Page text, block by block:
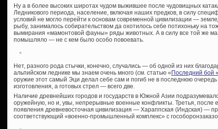
Ну а в более высоких широтах чудом выжившее после чудовищных
Ледникового периода, население, включая наших предков, в силу
условий не могло перейти к основам современной цивилизации —
рыбу, занималось собирательством да охотилось себе потихоньку на
вымирания «мамонтовой фауны» ряды животных. А в силу все той же
помышляло — не с кем было особо повоевать.
Нет, разного рода стычки, конечно, случались — об одной из них
альпийском леднике мы знаем очень много (см. статью «Последний бой
оружие этот самый Эци делал себе сам и погиб не в последнюю
изготовления, а готовых стрел — всего две.
Наличие древнейших городов и государств в Южной Азии
оружейную, но и, увы, непрерывные военные конфликты. Третья, после
появления древневосточная цивилизация — Хараппская (Индская) —
соответствующий «военно-промышленный комплекс» с